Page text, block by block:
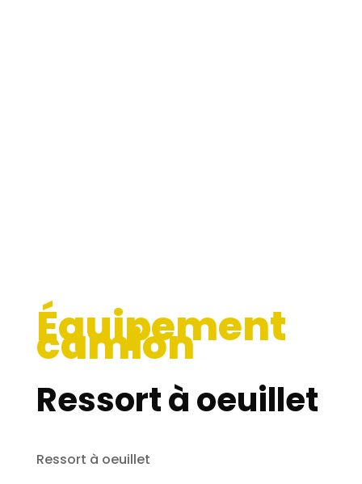
Équipement
camion
Ressort à oeuillet
Ressort à oeuillet